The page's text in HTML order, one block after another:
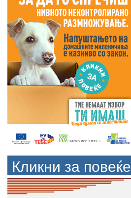
Кликни за повеќе